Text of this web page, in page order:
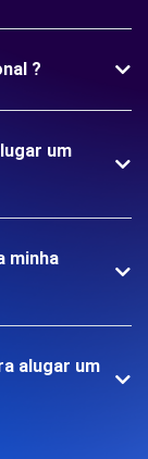
?
um
minha
alugar um